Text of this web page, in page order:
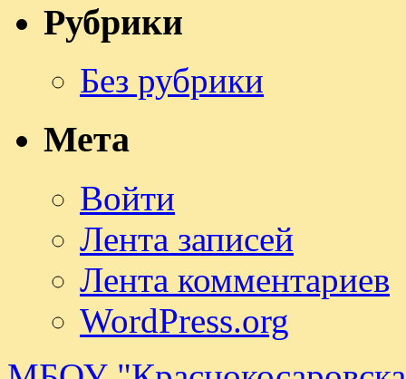
Рубрики
Без рубрики
Мета
Войти
Лента записей
Лента комментариев
WordPress.org